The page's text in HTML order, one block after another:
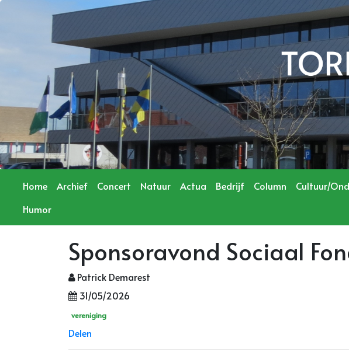
Home Archief Concert Natuur Actua Bedrijf Column Cultuur/
Humor
Sponsoravond Sociaal
Patrick Demarest
31/05/2026
vereniging
Delen